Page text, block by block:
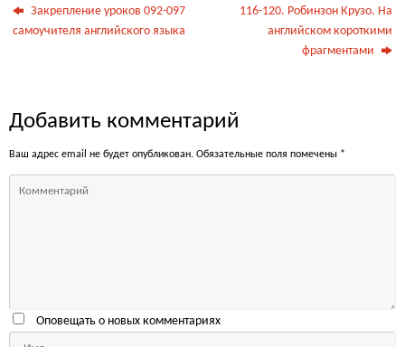
Закрепление уроков 092-097
самоучителя английского языка
116-120. Робинзон Крузо. На
английском короткими
фрагментами
Добавить комментарий
Ваш адрес email не будет опубликован. Обязательные поля помечены *
Оповещать о новых комментариях